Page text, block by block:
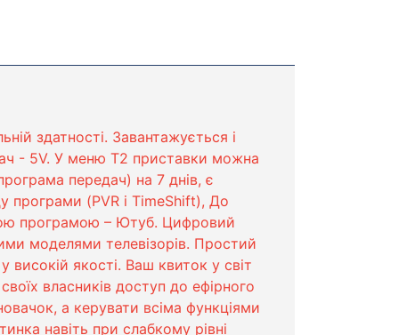
здатності. Завантажується і
- 5V. У меню Т2 приставки можна
передач) на 7 днів, є
програми (PVR і TimeShift), До
програмою – Ютуб. Цифровий
моделями телевізорів. Простий
високій якості. Ваш квиток у світ
власників доступ до ефірного
а керувати всіма функціями
навіть при слабкому рівні